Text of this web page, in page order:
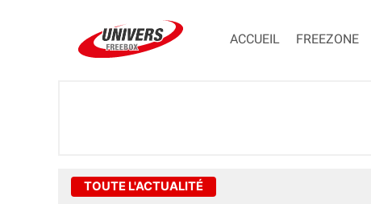
ACCUEIL FREEZONE
TOUTE L'ACTUALITÉ